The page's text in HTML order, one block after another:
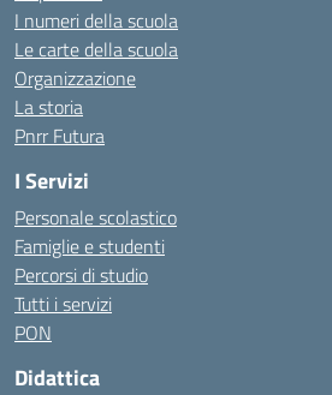
I numeri della scuola
Le carte della scuola
Organizzazione
La storia
Pnrr Futura
I Servizi
Personale scolastico
Famiglie e studenti
Percorsi di studio
Tutti i servizi
PON
Didattica